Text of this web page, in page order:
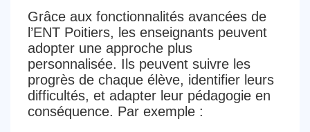
Grâce aux fonctionnalités avancées de
l’ENT Poitiers, les enseignants peuvent
adopter une approche plus
personnalisée. Ils peuvent suivre les
progrès de chaque élève, identifier leurs
difficultés, et adapter leur pédagogie en
conséquence. Par exemple :